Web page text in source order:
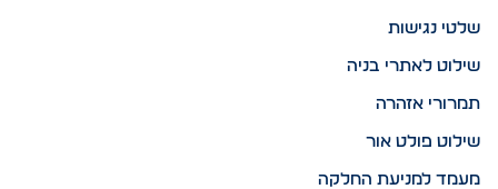
שלטי נגישות
שילוט לאתרי בניה
תמרורי אזהרה
שילוט פולט אור
מעמד למניעת החלקה